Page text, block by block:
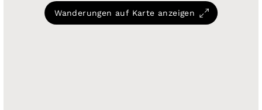
Wanderungen auf Karte anzeigen